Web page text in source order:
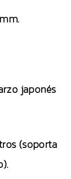
japonés
(soporta